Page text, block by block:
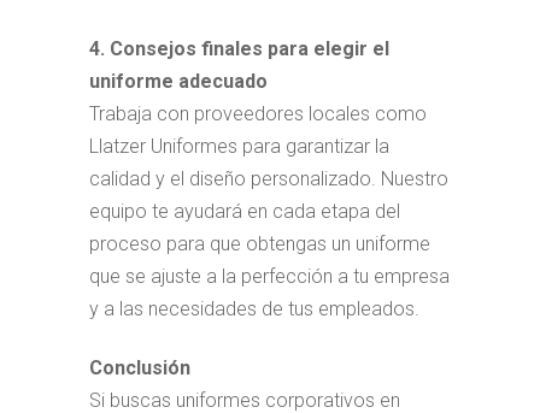
4. Consejos finales para elegir el
uniforme adecuado
Trabaja con proveedores locales como
Llatzer Uniformes para garantizar la
calidad y el diseño personalizado. Nuestro
equipo te ayudará en cada etapa del
proceso para que obtengas un uniforme
que se ajuste a la perfección a tu empresa
y a las necesidades de tus empleados.
Conclusión
Si buscas uniformes corporativos en